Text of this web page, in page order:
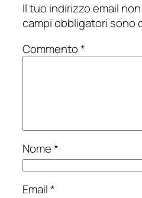
Il tuo indirizzo email
campi obbligatori sono
Commento*
Nome*
Email*